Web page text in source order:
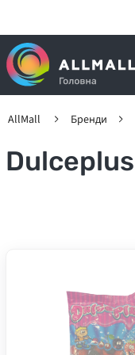
AllMall Бренди
Dulceplus